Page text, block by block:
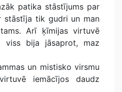
patika stāstījums par
stāstīja tik gudri un man
Arī ķīmijas virtuvē
viss bija jāsaprot, maz
un mistisko virsmu
iemācījos daudz